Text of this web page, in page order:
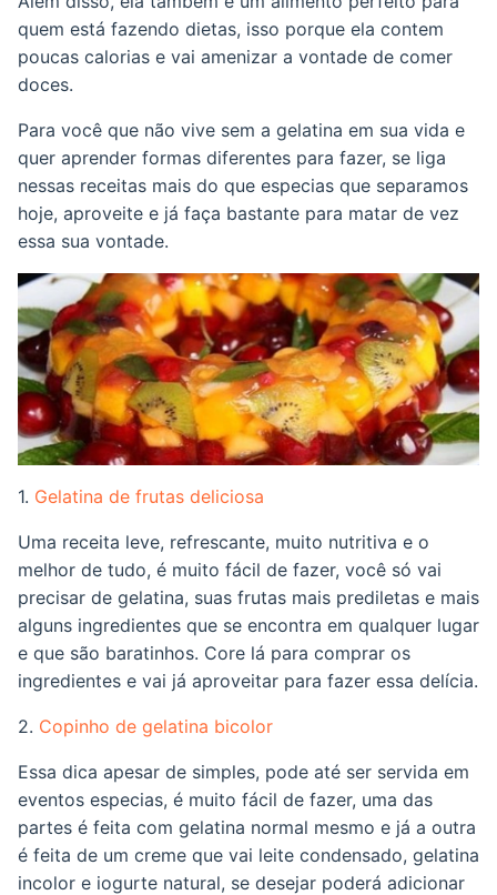
quem está fazendo dietas, isso porque ela contem
poucas calorias e vai amenizar a vontade de comer
doces.
Para você que não vive sem a gelatina em sua vida e
quer aprender formas diferentes para fazer, se liga
nessas receitas mais do que especias que separamos
hoje, aproveite e já faça bastante para matar de vez
essa sua vontade.
1. Gelatina de frutas deliciosa
Uma receita leve, refrescante, muito nutritiva e o
melhor de tudo, é muito fácil de fazer, você só vai
precisar de gelatina, suas frutas mais prediletas e mais
alguns ingredientes que se encontra em qualquer lugar
e que são baratinhos. Core lá para comprar os
ingredientes e vai já aproveitar para fazer essa delícia.
2. Copinho de gelatina bicolor
Essa dica apesar de simples, pode até ser servida em
eventos especias, é muito fácil de fazer, uma das
partes é feita com gelatina normal mesmo e já a outra
é feita de um creme que vai leite condensado, gelatina
incolor e iogurte natural, se desejar poderá adicionar